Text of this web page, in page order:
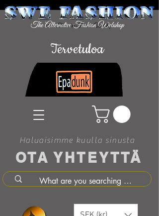
OTA YHTEYTTÄ
Haluaisimme kuulla sinusta
Tervetuloa